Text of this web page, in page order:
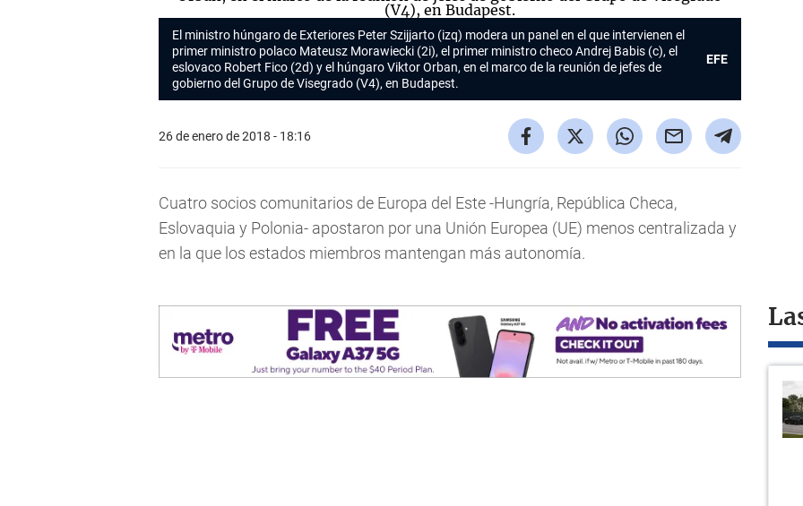
El ministro húngaro de Exteriores Peter Szijjarto (izq) modera un panel en el que intervienen el
primer ministro polaco Mateusz Morawiecki (2i), el primer ministro checo Andrej Babis (c), el
eslovaco Robert Fico (2d) y el húngaro Viktor Orban, en el marco de la reunión de jefes de
gobierno del Grupo de Visegrado (V4), en Budapest.
EFE
26 de enero de 2018 - 18:16
Cuatro socios comunitarios de Europa del Este -Hungría, República Checa,
Eslovaquia y Polonia- apostaron por una Unión Europea (UE) menos centralizada y
en la que los estados miembros mantengan más autonomía.